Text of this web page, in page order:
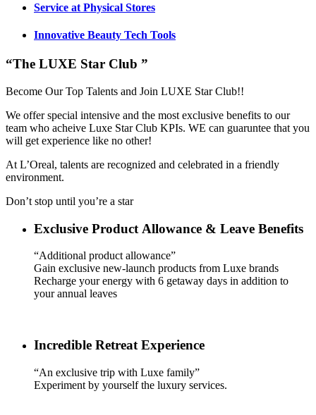
Service at Physical Stores
Innovative Beauty Tech Tools
“The LUXE Star Club ”
Become Our Top Talents and Join LUXE Star Club!!​
We offer special intensive and the most exclusive benefits to our
team who acheive Luxe Star Club KPIs. WE can guaruntee that you
will get experience like no other!​
At L’Oreal, talents are recognized and celebrated in a friendly
environment. ​
Don’t stop until you’re a star ​
Exclusive Product Allowance ​& Leave Benefits
“Additional product allowance”​
Gain exclusive new-launch products from Luxe brands ​
​Recharge your energy with 6 getaway days in addition to
your annual leaves
Incredible Retreat Experience
“An exclusive trip with Luxe family”​
Experiment by yourself the luxury services.